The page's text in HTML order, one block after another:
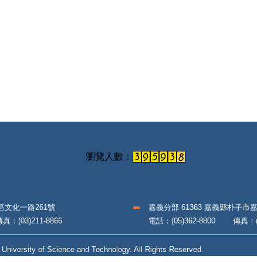
文化一路261號
：(03)211-8866
嘉義分部 61363 嘉義縣朴子市
電話：(05)362-8800 傳真：
of Science and Technology. All Rights Reserved.